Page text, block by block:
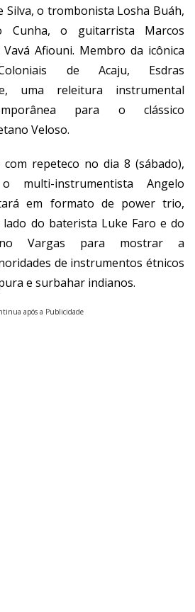
Silva, o trombonista Losha Buáh,
Cunha, o guitarrista Marcos
Afiouni. Membro da icônica
de Acaju, Esdras
uma releitura instrumental
para o clássico
Veloso.
repeteco no dia 8 (sábado),
multi-instrumentista Angelo
em formato de power trio,
do baterista Luke Faro e do
Vargas para mostrar a
de instrumentos étnicos
e surbahar indianos.
após a Publicidade